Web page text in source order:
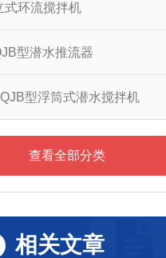
式环流搅拌机
型潜水推流器
型浮筒式潜水搅拌机
查看全部分类
相关文章